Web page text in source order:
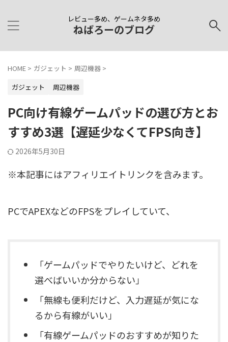
レビュー多め、ゲームネタ多め
ねばろーのブログ
HOME > ガジェット > 周辺機器 >
ガジェット
周辺機器
PC向け有線ゲームパッドの選び方とお
すすめ3選【遅延少なくてFPS向き】
2026年5月30日
※本記事にはアフィリエイトリンクを含みます。
PCでAPEXなどのFPSをプレイしていて、
「ゲームパッドでやりたいけど、どれを
選べばいいか分からない」
「無線も便利だけど、入力遅延が気にな
るから有線がいい」
「有線ゲームパッドのおすすめが知りた